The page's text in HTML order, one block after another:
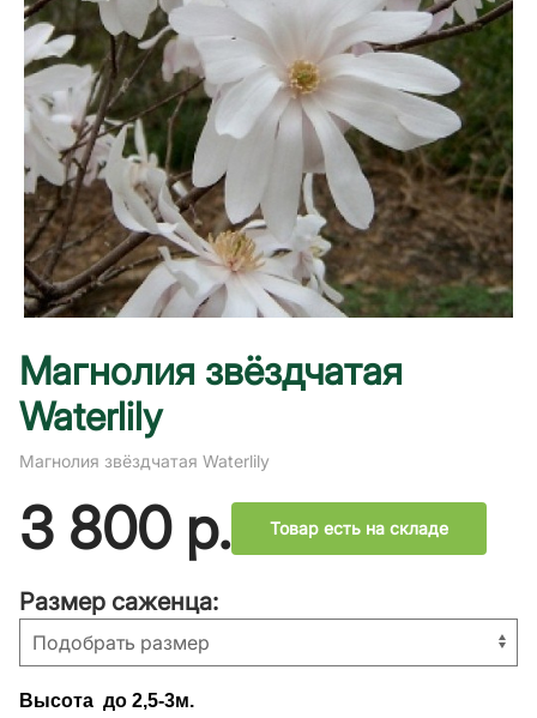
Магнолия звёздчатая
Waterlily
Магнолия звёздчатая Waterlily
3 800р. Товар есть на складе
Размер саженца:
Высота до 2,5-3м.